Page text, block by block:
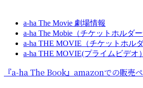
a-ha The Movie 劇場情報
a-ha The Mobie（チケットホルダ
a-ha THE MOVIE（チケットホル
a-ha THE MOVIE(プライムビデオ）
『a-ha The Book』amazonでの販売